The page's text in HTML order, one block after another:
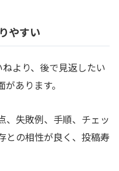
やすい
より、後で見返したい
あります。
、失敗例、手順、チェッ
との相性が良く、投稿寿